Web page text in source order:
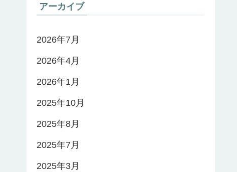
アーカイブ
2026年7月
2026年4月
2026年1月
2025年10月
2025年8月
2025年7月
2025年3月